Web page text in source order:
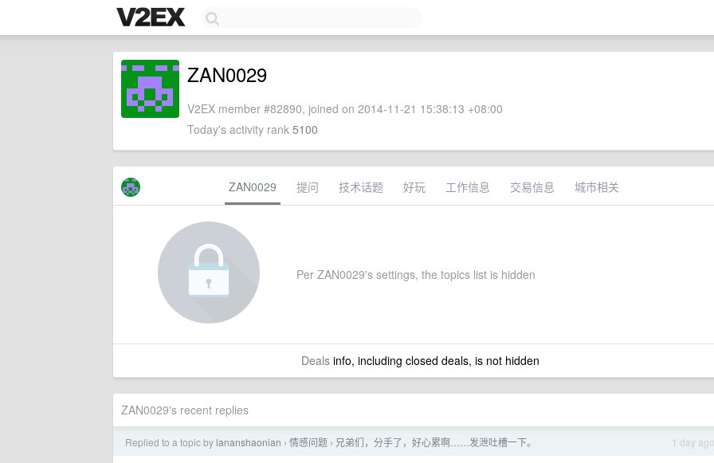
ZAN0029
V2EX member #82890, joined on 2014-11-21 15:38:13 +08:00
Today's activity rank 5100
ZAN0029 提问 技术话题 好玩 工作信息 交易信息 城市相关
Per ZAN0029's settings, the topics list is hidden
Dealsinfo, including closed deals, is not hidden
ZAN0029's recent replies
1 day ago
Replied to a topic by lananshaonian › 情感问题 › 兄弟们，分手了，好心累啊……发泄吐槽一下。